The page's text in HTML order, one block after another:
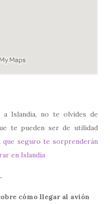
a Islandia, no te olvides de
te pueden ser de utilidad
que seguro te sorprenderán
en Islandia
.
cómo llegar al avión